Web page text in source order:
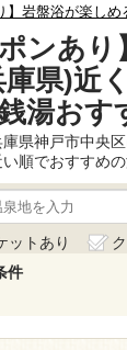
】岩盤浴が楽し
ポンあ
県)近
湯おす
県神戸市中央
順でおすすめ
ットあり
件